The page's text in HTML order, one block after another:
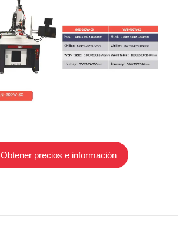
Obtener precios e información